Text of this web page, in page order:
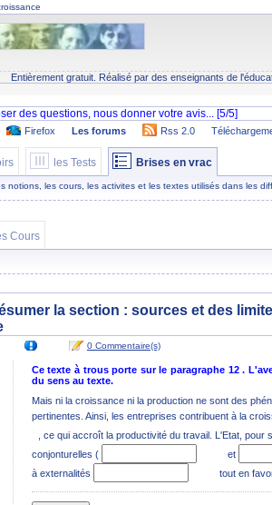
Entièrement gratuit. Réalisé par des enseignants de
Firefox Les forums Rss 2.0
les Tests Brises en vrac
les cours, les activites et les textes utilisés dans les
Cours
la section : sources et des
0 Commentaire(s)
Ce texte à trous porte sur le paragraphe 12 .
du sens au texte.
Mais ni la croissance ni la production ne sont des
pertinentes. Ainsi, les entreprises contribuent à la
, ce qui accroît la productivité du travail. L'Etat,
conjonturelles (
et
à externalités
tout en